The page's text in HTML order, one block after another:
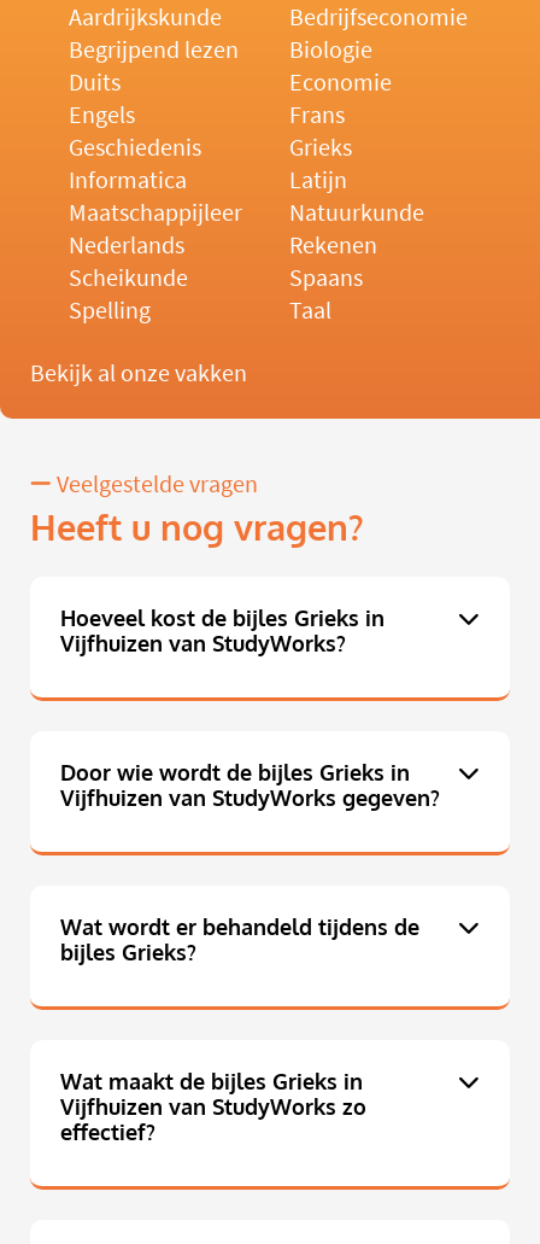
Aardrijkskunde
Bedrijfseconomie
Begrijpend lezen
Biologie
Duits
Economie
Engels
Frans
Geschiedenis
Grieks
Informatica
Latijn
Maatschappijleer
Natuurkunde
Nederlands
Rekenen
Scheikunde
Spaans
Spelling
Taal
Bekijk al onze vakken
Veelgestelde vragen
Heeft u nog vragen?
Hoeveel kost de bijles Grieks in
Vijfhuizen van StudyWorks?
Door wie wordt de bijles Grieks in
Vijfhuizen van StudyWorks gegeven?
Wat wordt er behandeld tijdens de
bijles Grieks?
Wat maakt de bijles Grieks in
Vijfhuizen van StudyWorks zo
effectief?